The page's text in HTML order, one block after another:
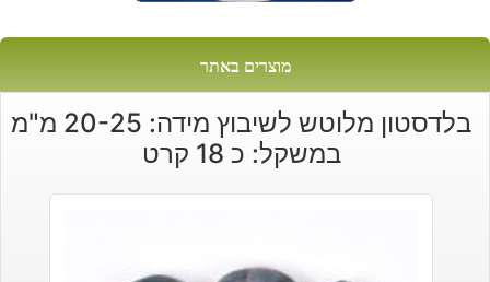
מוצרים באתר
בלדסטון מלוטש לשיבוץ מידה: 20-25 מ"מ
במשקל: כ 18 קרט